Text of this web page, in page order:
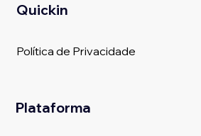
Quickin
Política de Privacidade
Plataforma